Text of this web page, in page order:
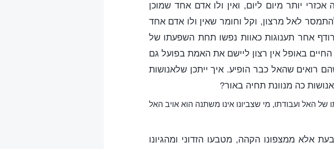
אכזרי יותר מיום ליום, ואין ולו אדם אחד שמוכן
לאל מרצון, וקל וחומר שאין ולו אדם אחד
אחר תענוגות כאוות נפשו תחת השפעתו של
באופל אין רצון ליישם את האמת בפועל גם
רואים שהאל כבר הופיע. איך ייתכן שלאנושות
כה מנוונת תחיה באור?
האל ועבודתו, מי שצביונו אינו משתנה הוא אויב האל
אלא ממצפונו הקהה, מטבעו הזדוני ומהגיונו